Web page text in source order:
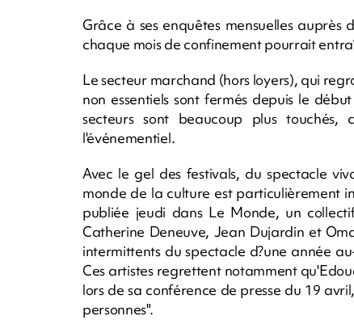
Grâce à ses enquêtes mensuelles auprès
chaque mois de confinement pourrait
Le secteur marchand (hors loyers), qui
non essentiels sont fermés depuis le
secteurs sont beaucoup plus touchés,
l'événementiel.
Avec le gel des festivals, du spectacle
monde de la culture est particulièrement
publiée jeudi dans Le Monde, un
Catherine Deneuve, Jean Dujardin et
intermittents du spectacle d?une année
Ces artistes regrettent notamment
lors de sa conférence de presse du 19
personnes".